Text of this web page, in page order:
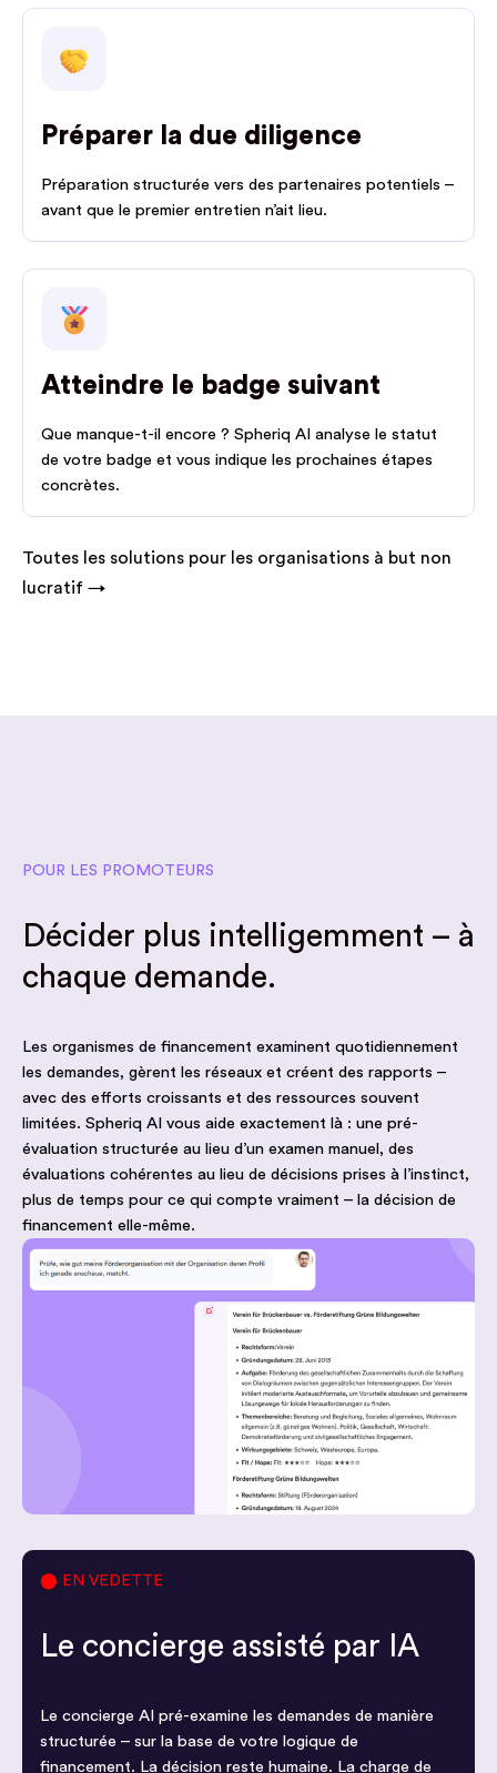
Préparer la due diligence
Préparation structurée vers des partenaires potentiels –
avant que le premier entretien n’ait lieu.
Atteindre le badge suivant
Que manque-t-il encore ? Spheriq AI analyse le statut
de votre badge et vous indique les prochaines étapes
concrètes.
Toutes les solutions pour les organisations à but non
lucratif →
POUR LES PROMOTEURS
Décider plus intelligemment – à
chaque demande.
Les organismes de financement examinent quotidiennement
les demandes, gèrent les réseaux et créent des rapports –
avec des efforts croissants et des ressources souvent
limitées. Spheriq AI vous aide exactement là : une pré-
évaluation structurée au lieu d’un examen manuel, des
évaluations cohérentes au lieu de décisions prises à l’instinct,
plus de temps pour ce qui compte vraiment – la décision de
financement elle-même.
⬤ EN VEDETTE
Le concierge assisté par IA
Le concierge AI pré-examine les demandes de manière
structurée – sur la base de votre logique de
financement. La décision reste humaine. La charge de